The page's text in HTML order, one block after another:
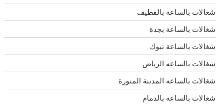
شغالات بالساعة بالقطيف
شغالات بالساعة بجدة
شغالات بالساعة تبوك
شغالات بالساعه الرياض
شغالات بالساعه المدينة المنورة
شغالات بالساعه بالدمام